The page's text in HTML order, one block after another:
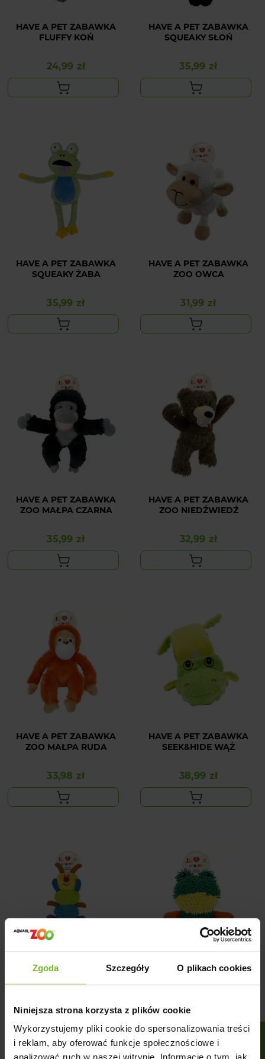
Zgoda Szczegóły O plikach cookies
Niniejsza strona korzysta z plików cookie
Wykorzystujemy pliki cookie do spersonalizowania treści
i reklam, aby oferować funkcje społecznościowe i
analizować ruch w naszej witrynie. Informacje o tym, jak
HAVE A PET ZABAWKA
FLUFFY KOŃ
Cena
24,99 zł
HAVE A PET ZABAWKA
SQUEAKY SŁOŃ
Cena
35,99 zł
HAVE A PET ZABAWKA
SQUEAKY ŻABA
Cena
35,99 zł
HAVE A PET ZABAWKA
ZOO OWCA
Cena
31,99 zł
HAVE A PET ZABAWKA
ZOO MAŁPA CZARNA
Cena
35,99 zł
HAVE A PET ZABAWKA
ZOO NIEDŹWIEDŹ
Cena
32,99 zł
HAVE A PET ZABAWKA
ZOO MAŁPA RUDA
Cena
33,98 zł
HAVE A PET ZABAWKA
SEEK&HIDE WĄŻ
Cena
38,99 zł
HAVE A PET ZABAWKA
FRĘDZEL GĄSIENICA
Cena
24,99 zł
HAVE A PET ZABAWKA
Cena
25,99 zł